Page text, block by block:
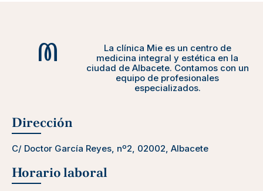
La clínica Mie es un centro de
medicina integral y estética en la
ciudad de Albacete. Contamos con un
equipo de profesionales
especializados.
Dirección
C/ Doctor García Reyes, nº2, 02002, Albacete
Horario laboral